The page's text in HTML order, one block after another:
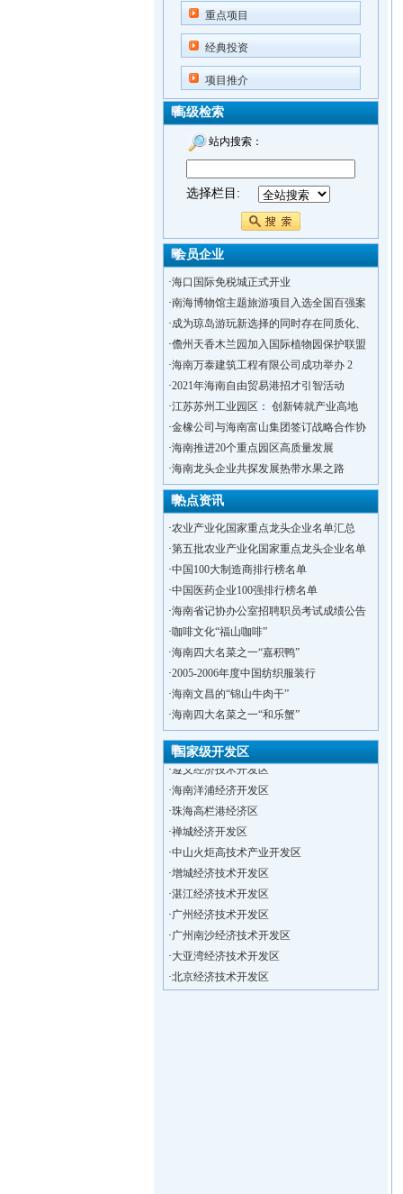
重点项目
经典投资
项目推介
高级检索
站内搜索：
选择栏目:
会员企业
·海口国际免税城正式开业
·南海博物馆主题旅游项目入选全国百强案
·成为琼岛游玩新选择的同时存在同质化、
·儋州天香木兰园加入国际植物园保护联盟
·海南万泰建筑工程有限公司成功举办 2
·2021年海南自由贸易港招才引智活动
·江苏苏州工业园区： 创新铸就产业高地
·金橡公司与海南富山集团签订战略合作协
·海南推进20个重点园区高质量发展
·海南龙头企业共探发展热带水果之路
热点资讯
·农业产业化国家重点龙头企业名单汇总
·第五批农业产业化国家重点龙头企业名单
·中国100大制造商排行榜名单
·中国医药企业100强排行榜名单
·海南省记协办公室招聘职员考试成绩公告
·咖啡文化“福山咖啡”
·海南四大名菜之一“嘉积鸭”
·2005-2006年度中国纺织服装行
·海南文昌的“锦山牛肉干”
·海南四大名菜之一“和乐蟹”
国家级开发区
·洋浦不断延伸产业链，推进一批石化产业
·海口今年将投入44.4亿元推进江东新
·新加坡海口国家高新区国际创新创业中心
·狮子岭工业园： 新能源产业发展集
·“四个瞄向”提高招商质量,3央企生产
·遵义经济技术开发区
海南洋浦经济开发区
珠海高栏港经济区
禅城经济开发区
中山火炬高技术产业开发区
增城经济技术开发区
湛江经济技术开发区
广州经济技术开发区
广州南沙经济技术开发区
大亚湾经济技术开发区
北京经济技术开发区
洋浦不断延伸产业链，推进一批石化产业